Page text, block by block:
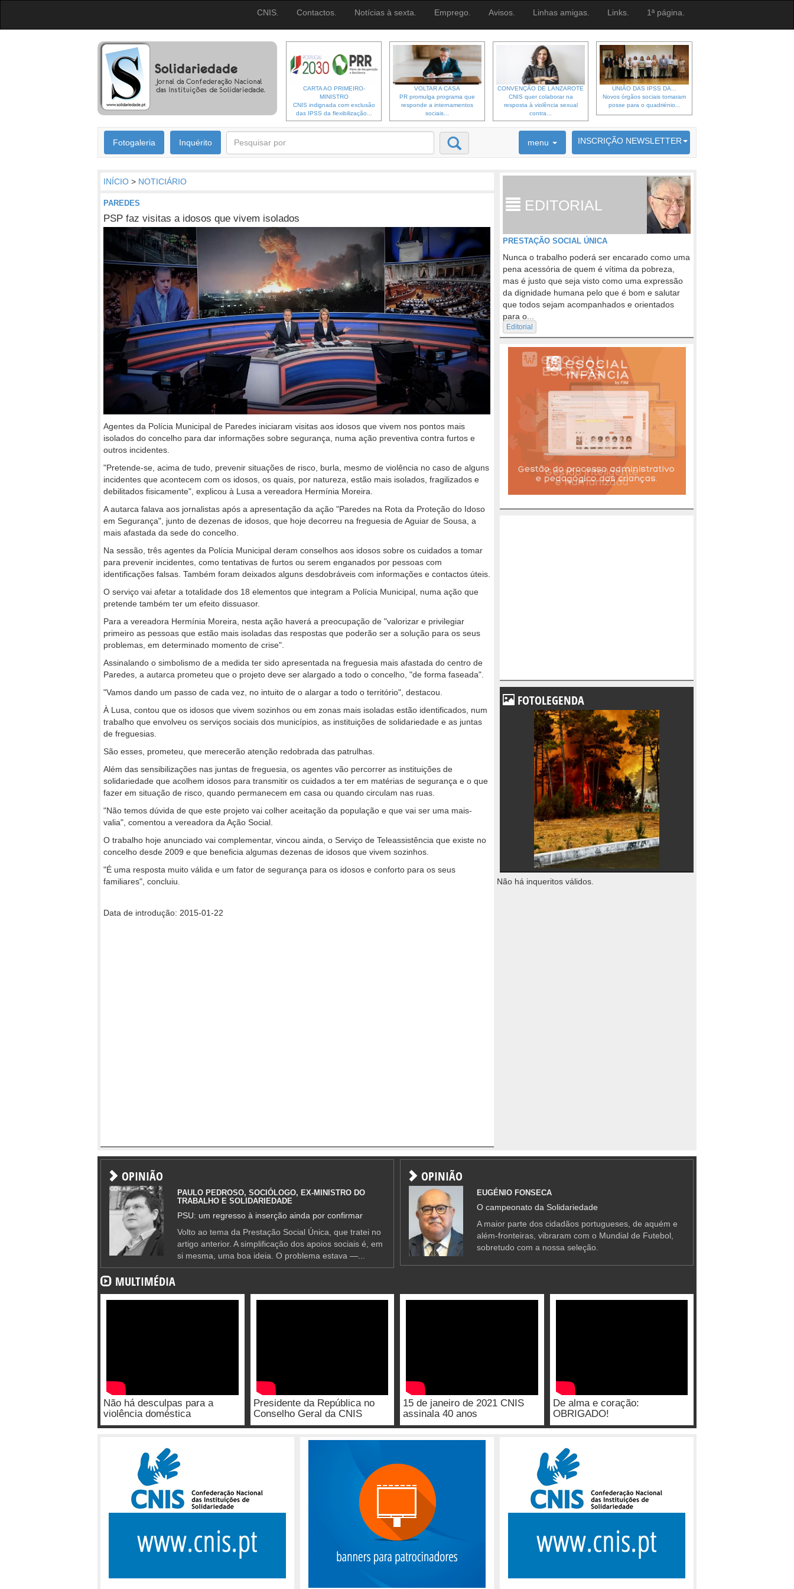
CNIS. Contactos. Notícias à sexta. Emprego. Avisos. Linhas amigas. Links. 1ª página.
CARTA AO PRIMEIRO-
MINISTRO
CNIS indignada com exclusão
das IPSS da flexibilização...
VOLTAR A CASA
PR promulga programa que
responde a internamentos
sociais...
CONVENÇÃO DE LANZAROTE
CNIS quer colaborar na
resposta à violência sexual
contra...
UNIÃO DAS IPSS DA...
Novos órgãos sociais tomaram
posse para o quadriénio...
Fotogaleria Inquérito menu INSCRIÇÃO NEWSLETTER
6692 membros inscritos
INÍCIO > NOTICIÁRIO
PAREDES
PSP faz visitas a idosos que vivem isolados
Agentes da Polícia Municipal de Paredes iniciaram visitas aos idosos que vivem nos pontos mais
isolados do concelho para dar informações sobre segurança, numa ação preventiva contra furtos e
outros incidentes.
"Pretende-se, acima de tudo, prevenir situações de risco, burla, mesmo de violência no caso de alguns
incidentes que acontecem com os idosos, os quais, por natureza, estão mais isolados, fragilizados e
debilitados fisicamente", explicou à Lusa a vereadora Hermínia Moreira.
A autarca falava aos jornalistas após a apresentação da ação "Paredes na Rota da Proteção do Idoso
em Segurança", junto de dezenas de idosos, que hoje decorreu na freguesia de Aguiar de Sousa, a
mais afastada da sede do concelho.
Na sessão, três agentes da Polícia Municipal deram conselhos aos idosos sobre os cuidados a tomar
para prevenir incidentes, como tentativas de furtos ou serem enganados por pessoas com
identificações falsas. Também foram deixados alguns desdobráveis com informações e contactos úteis.
O serviço vai afetar a totalidade dos 18 elementos que integram a Polícia Municipal, numa ação que
pretende também ter um efeito dissuasor.
Para a vereadora Hermínia Moreira, nesta ação haverá a preocupação de "valorizar e privilegiar
primeiro as pessoas que estão mais isoladas das respostas que poderão ser a solução para os seus
problemas, em determinado momento de crise".
Assinalando o simbolismo de a medida ter sido apresentada na freguesia mais afastada do centro de
Paredes, a autarca prometeu que o projeto deve ser alargado a todo o concelho, "de forma faseada".
"Vamos dando um passo de cada vez, no intuito de o alargar a todo o território", destacou.
À Lusa, contou que os idosos que vivem sozinhos ou em zonas mais isoladas estão identificados, num
trabalho que envolveu os serviços sociais dos municípios, as instituições de solidariedade e as juntas
de freguesias.
São esses, prometeu, que merecerão atenção redobrada das patrulhas.
Além das sensibilizações nas juntas de freguesia, os agentes vão percorrer as instituições de
solidariedade que acolhem idosos para transmitir os cuidados a ter em matérias de segurança e o que
fazer em situação de risco, quando permanecem em casa ou quando circulam nas ruas.
"Não temos dúvida de que este projeto vai colher aceitação da população e que vai ser uma mais-
valia", comentou a vereadora da Ação Social.
O trabalho hoje anunciado vai complementar, vincou ainda, o Serviço de Teleassistência que existe no
concelho desde 2009 e que beneficia algumas dezenas de idosos que vivem sozinhos.
"É uma resposta muito válida e um fator de segurança para os idosos e conforto para os seus
familiares", concluiu.
Data de introdução: 2015-01-22
EDITORIAL
PRESTAÇÃO SOCIAL ÚNICA
Nunca o trabalho poderá ser encarado como uma
pena acessória de quem é vítima da pobreza,
mas é justo que seja visto como uma expressão
da dignidade humana pelo que é bom e salutar
que todos sejam acompanhados e orientados
para o...
Editorial
FOTOLEGENDA
Não há inqueritos válidos.
OPINIÃO
PAULO PEDROSO, SOCIÓLOGO, EX-MINISTRO DO
TRABALHO E SOLIDARIEDADE
PSU: um regresso à inserção ainda por confirmar
Volto ao tema da Prestação Social Única, que tratei no
artigo anterior. A simplificação dos apoios sociais é, em
si mesma, uma boa ideia. O problema estava —...
OPINIÃO
EUGÉNIO FONSECA
O campeonato da Solidariedade
A maior parte dos cidadãos portugueses, de aquém e
além-fronteiras, vibraram com o Mundial de Futebol,
sobretudo com a nossa seleção.
MULTIMÉDIA
Não há desculpas para a
violência doméstica
Presidente da República no
Conselho Geral da CNIS
15 de janeiro de 2021 CNIS
assinala 40 anos
De alma e coração:
OBRIGADO!